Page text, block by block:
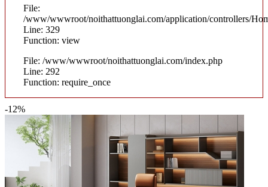
File:
/www/wwwroot/noithattuonglai.com/application/controllers/
Line: 329
Function: view
File: /www/wwwroot/noithattuonglai.com/index.php
Line: 292
Function: require_once
-12%